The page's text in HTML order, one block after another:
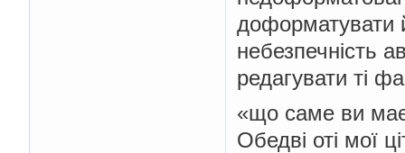
доформатувати
небезпечність
редагувати ті
«що саме ви
Обедві оті мої